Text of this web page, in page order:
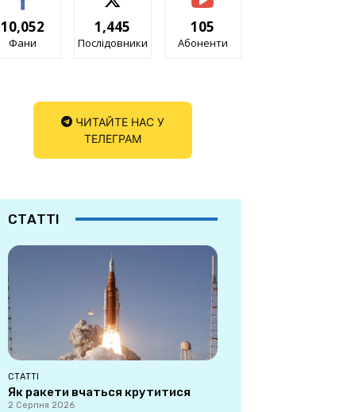
10,052
Фани
1,445
Послідовники
105
Абоненти
ЧИТАЙТЕ НАС У
ТЕЛЕГРАМ
СТАТТІ
СТАТТІ
Як ракети вчаться крутитися
2 Серпня 2026